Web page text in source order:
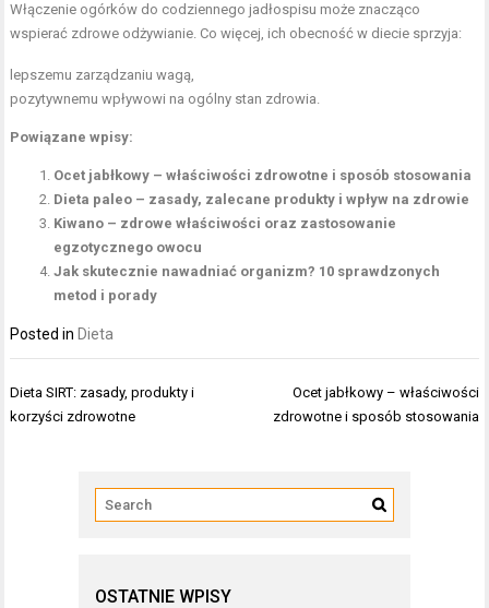
Włączenie ogórków do codziennego jadłospisu może znacząco
wspierać zdrowe odżywianie. Co więcej, ich obecność w diecie sprzyja:
lepszemu zarządzaniu wagą,
pozytywnemu wpływowi na ogólny stan zdrowia.
Powiązane wpisy:
Ocet jabłkowy – właściwości zdrowotne i sposób stosowania
Dieta paleo – zasady, zalecane produkty i wpływ na zdrowie
Kiwano – zdrowe właściwości oraz zastosowanie
egzotycznego owocu
Jak skutecznie nawadniać organizm? 10 sprawdzonych
metod i porady
Posted in Dieta
Nawigacja
wpisu
Dieta SIRT: zasady, produkty i
korzyści zdrowotne
Ocet jabłkowy – właściwości
zdrowotne i sposób stosowania
OSTATNIE WPISY